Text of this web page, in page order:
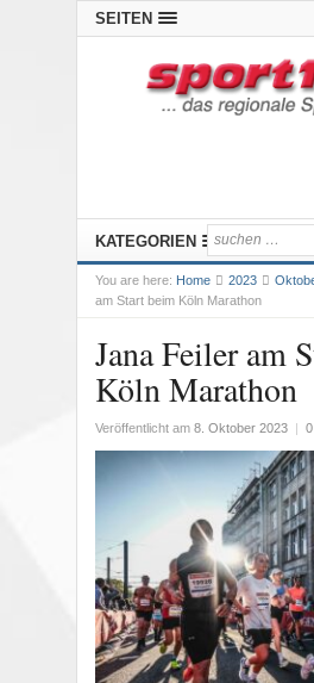
SEITEN
KATEGORIEN
You are here: Home 2023
am Start beim Köln Marathon
Jana Feiler am
Köln Marathon
Veröffentlicht am 8. Oktober 2023